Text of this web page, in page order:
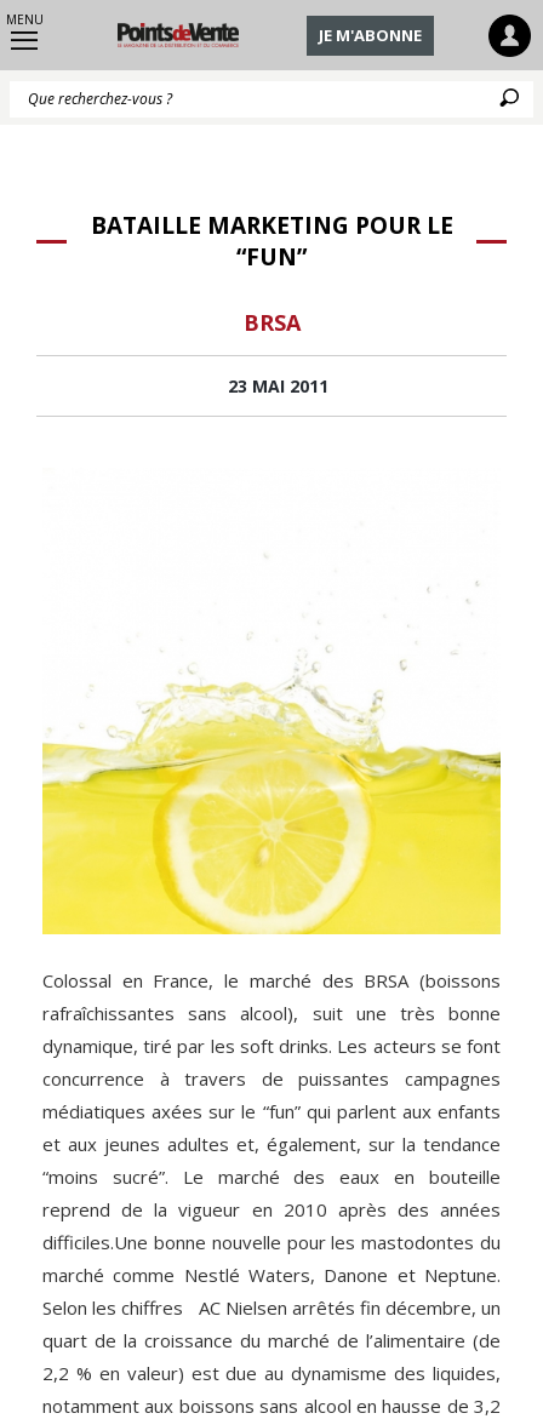
MENU
JE M'ABONNE
BATAILLE MARKETING POUR LE
“FUN”
BRSA
23 MAI 2011
Colossal en France, le marché des BRSA (boissons
rafraîchissantes sans alcool), suit une très bonne
dynamique, tiré par les soft drinks. Les acteurs se font
concurrence à travers de puissantes campagnes
médiatiques axées sur le “fun” qui parlent aux enfants
et aux jeunes adultes et, également, sur la tendance
“moins sucré”. Le marché des eaux en bouteille
reprend de la vigueur en 2010 après des années
difficiles.Une bonne nouvelle pour les mastodontes du
marché comme Nestlé Waters, Danone et Neptune.
Selon les chiffres AC Nielsen arrêtés fin décembre, un
quart de la croissance du marché de l’alimentaire (de
2,2 % en valeur) est due au dynamisme des liquides,
notamment aux boissons sans alcool en hausse de 3,2